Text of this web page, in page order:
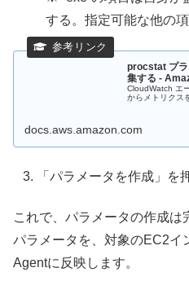
する。指定可能な他の
procstat プラ
集する -
CloudWatch エ
からメトリクス
docs.aws.amazon.com
「パラメータを作成」を
これで、パラメータの作成は
パラメータを、対象のEC2イ
Agentに反映します。